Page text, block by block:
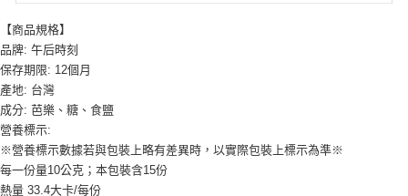
【商品規格】
品牌: 午后時刻
保存期限: 12個月
產地: 台灣
成分: 芭樂、糖、食鹽
營養標示:
※營養標示數據若與包裝上略有差異時，以實際包裝上標示為準※
每一份量10公克；本包裝含15份
熱量 33.4大卡/每份